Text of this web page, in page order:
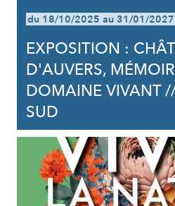
du 18/10/2025 au 31/01/2027
EXPOSITION :
D'AUVERS,
DOMAINE VIVANT
SUD